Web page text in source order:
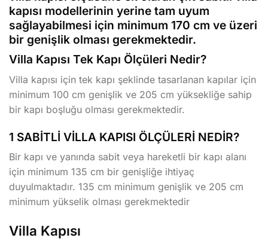
kapısı modellerinin yerine tam uyum
sağlayabilmesi için minimum 170 cm ve üzeri
bir genişlik olması gerekmektedir.
Villa Kapısı Tek Kapı Ölçüleri Nedir?
Villa kapısı için tek kapı şeklinde tasarlanan kapılar için
minimum 100 cm genişlik ve 205 cm yüksekliğe sahip
bir kapı boşluğu olması gerekmektedir.
1 SABİTLİ VİLLA KAPISI ÖLÇÜLERİ NEDİR?
Bir kapı ve yanında sabit veya hareketli bir kapı alanı
için minimum 135 cm bir genişliğe ihtiyaç
duyulmaktadır. 135 cm minimum genişlik ve 205 cm
minimum yükselik olması gerekmektedir
Villa Kapısı